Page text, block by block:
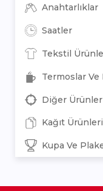
Anahtarlıklar
Saatler
Tekstil
Termoslar Ve
Diğer Ürünler
Kağıt Ürünleri
Kupa Ve